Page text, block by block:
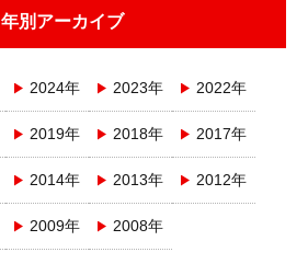
年別アーカイブ
2024年 2023年 2022年
2019年 2018年 2017年
2014年 2013年 2012年
2009年 2008年